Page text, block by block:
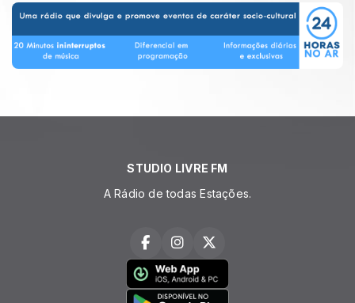
STUDIO LIVRE FM
A Rádio de todas Estações.